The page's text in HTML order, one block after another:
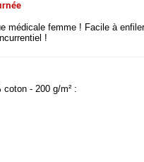
médicale femme ! Facile à
!
- 200 g/m² :